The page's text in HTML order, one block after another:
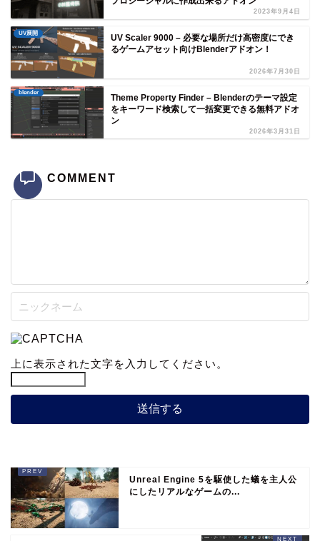
2023年9月4日
UV展開
UV Scaler 9000 – 必要な場所だけ高密度にでき
るゲームアセット向けBlenderアドオン！
2026年7月30日
blender
Theme Property Finder – Blenderのテーマ設定
をキーワード検索して一括変更できる無料アドオ
ン
2026年3月31日
COMMENT
上に表示された文字を入力してください。
Unreal Engine 5を駆使した蟻を主人公
にしたリアルなゲームの...